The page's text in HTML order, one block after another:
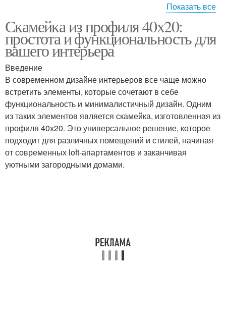
Профили для натяжных
полотен
Потолочный профиль
Профиль для натяжного
потолка
Профиль для натяжных
потолков
Бесшовный профиль Алюминиевый профиль
Показать все
Скамейка из профиля 40х20:
простота и функциональность для
вашего интерьера
Введение
В современном дизайне интерьеров все чаще можно
встретить элементы, которые сочетают в себе
функциональность и минималистичный дизайн. Одним
из таких элементов является скамейка, изготовленная из
профиля 40х20. Это универсальное решение, которое
подходит для различных помещений и стилей, начиная
от современных loft-апартаментов и заканчивая
уютными загородными домами.